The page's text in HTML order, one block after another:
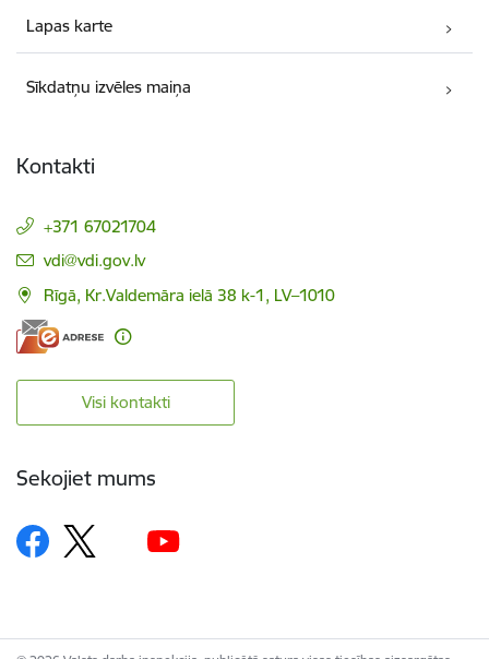
Lapas karte
Sīkdatņu izvēles maiņa
Kontakti
+371 67021704
E-pasts:
vdi@vdi.gov.lv
Rīgā, Kr.Valdemāra ielā 38 k-1, LV–1010
Visi kontakti
Sekojiet mums